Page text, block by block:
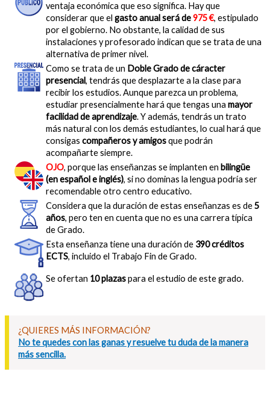
ventaja económica que eso significa. Hay que
considerar que el gasto anual será de975 €, estipulado
por el gobierno. No obstante, la calidad de sus
instalaciones y profesorado indican que se trata de una
alternativa de primer nivel.
Como se trata de un Doble Grado de cáracter
presencial, tendrás que desplazarte a la clase para
recibir los estudios. Aunque parezca un problema,
estudiar presencialmente hará que tengas una mayor
facilidad de aprendizaje. Y además, tendrás un trato
más natural con los demás estudiantes, lo cual hará que
consigas compañeros y amigosque podrán
acompañarte siempre.
OJO, porque las enseñanzas se implanten en bilingüe
(en español e inglés), si no dominas la lengua podría ser
recomendable otro centro educativo.
Considera que la duración de estas enseñanzas es de5
años, pero ten en cuenta que no es una carrera típica
de Grado.
Esta enseñanza tiene una duración de 390 créditos
ECTS, incluido el Trabajo Fin de Grado.
Se ofertan 10 plazaspara el estudio de este grado.
¿QUIERES MÁS INFORMACIÓN?
No te quedes con las ganas y resuelve tu duda de la manera
más sencilla.